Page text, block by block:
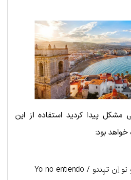
مشکل پیدا کردید استفاده از این
بود:
متوجه نمی‌شم _ یو نو اِن تیِندو / Yo no entiendo